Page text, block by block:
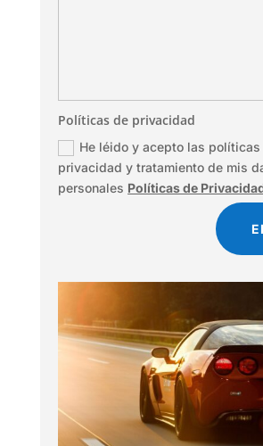
Políticas de privacidad
He léido y acepto las políticas
privacidad y tratamiento de mis
personales Políticas de